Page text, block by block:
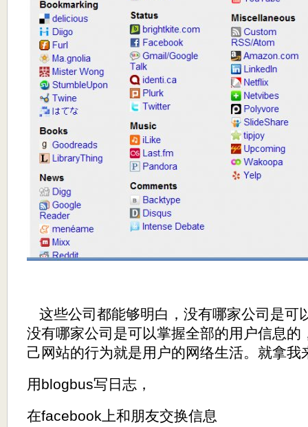
这些公司都能够明白，没有哪家公司是可
没有哪家公司是可以掌握全部的用户信息的
己网站的行为就是用户的网络生活。就拿我
用blogbus写日志，
在facebook上和朋友交换信息